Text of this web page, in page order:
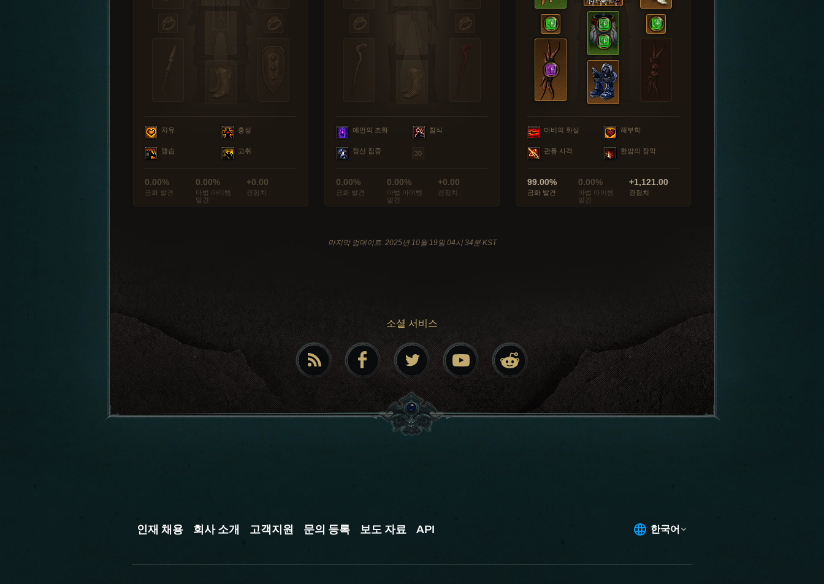
치유 충성
맹습 고취
0.00%
금화 발견
0.00%
마법 아이템
발견
+0.00
경험치
예언의 조화 침식
정신 집중
0.00%
금화 발견
0.00%
마법 아이템
발견
+0.00
경험치
마비의 화살 해부학
관통 사격 한밤의 장막
99.00%
금화 발견
0.00%
마법 아이템
발견
+1,121.00
경험치
마지막 업데이트: 2025년 10월 19일 04시 34분 KST
소셜 서비스